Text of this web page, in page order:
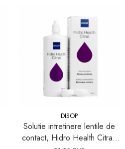
DISOP
Solutie intretinere lentile de
contact, Hidro Health Citrat,